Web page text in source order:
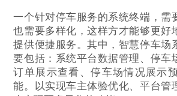
一个针对停车服务的系统终端，需
也需要多样化，这样方才能够更好
提供便捷服务。其中，智慧停车场
要包括：系统平台数据管理、停车
订单展示查看、停车场情况展示
能。以实现车主体验优化、平台管